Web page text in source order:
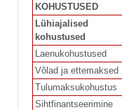
KOHUSTUSED
Lühiajalised
kohustused
Laenukohustused
Võlad ja ettemaksed
Tulumaksukohustus
Sihtfinantseerimine